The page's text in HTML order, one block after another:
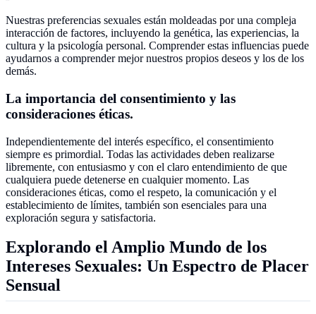
Nuestras preferencias sexuales están moldeadas por una compleja
interacción de factores, incluyendo la genética, las experiencias, la
cultura y la psicología personal. Comprender estas influencias puede
ayudarnos a comprender mejor nuestros propios deseos y los de los
demás.
La importancia del consentimiento y las
consideraciones éticas.
Independientemente del interés específico, el consentimiento
siempre es primordial. Todas las actividades deben realizarse
libremente, con entusiasmo y con el claro entendimiento de que
cualquiera puede detenerse en cualquier momento. Las
consideraciones éticas, como el respeto, la comunicación y el
establecimiento de límites, también son esenciales para una
exploración segura y satisfactoria.
Explorando el Amplio Mundo de los
Intereses Sexuales: Un Espectro de Placer
Sensual